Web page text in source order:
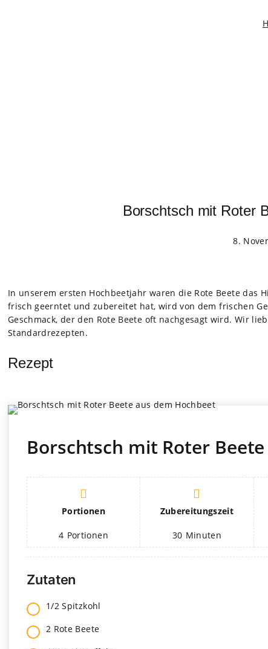
Borschtsch mit Roter
8.
In unse­rem ers­ten Hoch­beet­jahr waren die Rote Beete das
frisch geern­tet und zube­rei­tet hat, wird von dem fri­schen
Geschmack, der den Rote Beete oft nach­ge­sagt wird. Wir
Stan­dard­re­zep­ten.
Rezept
Borschtsch mit Roter
Por­tio­nen
4 Por­tio­nen
Zube­rei­tungs­zeit
30 Minu­ten
Zutaten
1/2 Spitz­kohl
2 Rote Beete